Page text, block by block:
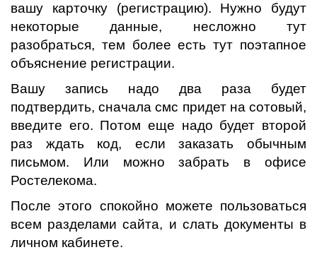
вашу карточку (регистрацию). Нужно будут
некоторые данные, несложно тут
разобраться, тем более есть тут поэтапное
объяснение регистрации.
Вашу запись надо два раза будет
подтвердить, сначала смс придет на сотовый,
введите его. Потом еще надо будет второй
раз ждать код, если заказать обычным
письмом. Или можно забрать в офисе
Ростелекома.
После этого спокойно можете пользоваться
всем разделами сайта, и слать документы в
личном кабинете.